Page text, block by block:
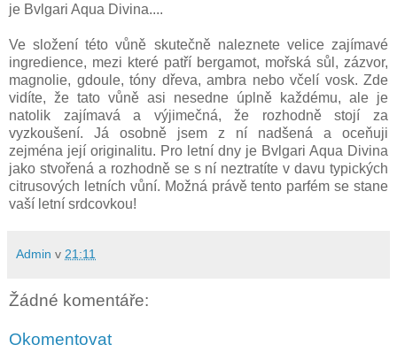
je Bvlgari Aqua Divina....
Ve složení této vůně skutečně naleznete velice zajímavé
ingredience, mezi které patří bergamot, mořská sůl, zázvor,
magnolie, gdoule, tóny dřeva, ambra nebo včelí vosk. Zde
vidíte, že tato vůně asi nesedne úplně každému, ale je
natolik zajímavá a výjimečná, že rozhodně stojí za
vyzkoušení. Já osobně jsem z ní nadšená a oceňuji
zejména její originalitu. Pro letní dny je Bvlgari Aqua Divina
jako stvořená a rozhodně se s ní neztratíte v davu typických
citrusových letních vůní. Možná právě tento parfém se stane
vaší letní srdcovkou!
Admin v 21:11
Žádné komentáře:
Okomentovat